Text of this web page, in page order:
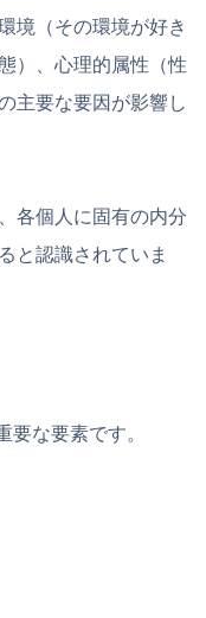
境（その環境が好き
）、心理的属性（性
主要な要因が影響し
各個人に固有の内分
と認識されていま
要な要素です。